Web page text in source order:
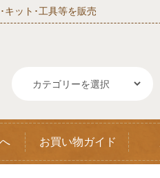
キット･工具等を販売
お買い物ガイド